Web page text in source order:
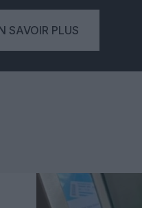
SAVOIR PLUS